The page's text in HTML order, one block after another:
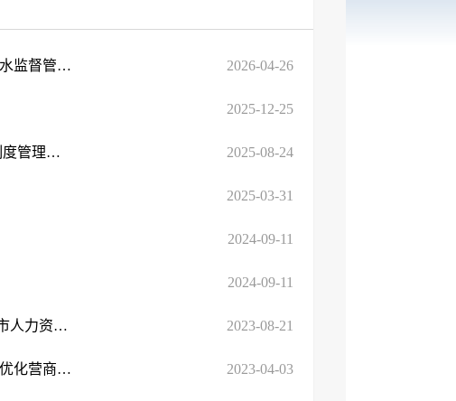
临沂市卫生健康委员会关于印发《〈临沂市现制现售饮用水监督管理办法〉 ... 2026-04-26
2025-12-25
国家卫生健康委办公厅 财政部办公厅​关于印发育儿补贴制度管理规范（试... 2025-08-24
2025-03-31
2024-09-11
2024-09-11
临沂市卫生健康委员会 临沂市民政局 临沂市财政局 临沂市人力资源和社会... 2023-08-21
​临沂市卫生健康委员会关于印发《临沂市卫生健康委员会优化营商环境工 ... 2023-04-03